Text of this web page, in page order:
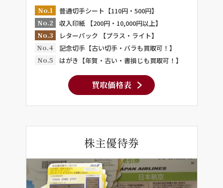
No.1
普通切手シート【110円・500円】
No.2
収入印紙 【200円・10,000円以上】
No.3
レターパック 【プラス・ライト】
No.4
記念切手【古い切手・バラも買取可！】
No.5
はがき【年賀・古い・書損じも買取可！】
買取価格表
株主優待券